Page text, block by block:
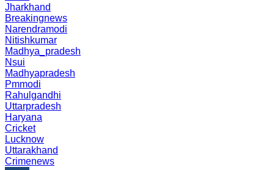
Jharkhand
Breakingnews
Narendramodi
Nitishkumar
Madhya_pradesh
Nsui
Madhyapradesh
Pmmodi
Rahulgandhi
Uttarpradesh
Haryana
Cricket
Lucknow
Uttarakhand
Crimenews